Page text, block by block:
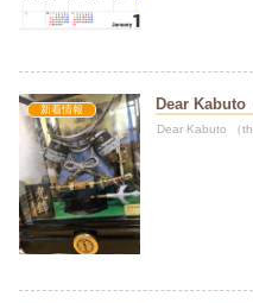
新着情報 Dear Kabuto
Dear Kabuto （